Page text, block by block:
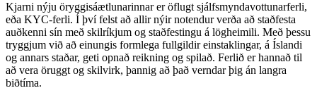
Kjarni nýju öryggisáætlunarinnar er öflugt sjálfsmyndavottunarferli,
eða KYC-ferli. Í því felst að allir nýir notendur verða að staðfesta
auðkenni sín með skilríkjum og staðfestingu á lögheimili. Með þessu
tryggjum við að einungis formlega fullgildir einstaklingar, á Íslandi
og annars staðar, geti opnað reikning og spilað. Ferlið er hannað til
að vera öruggt og skilvirk, þannig að það verndar þig án langra
biðtíma.